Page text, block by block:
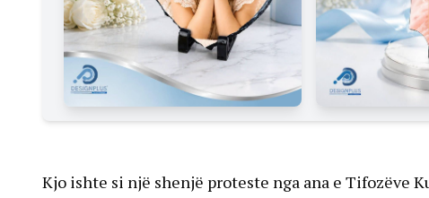
Kjo ishte si një shenjë proteste nga ana e Tifozëve